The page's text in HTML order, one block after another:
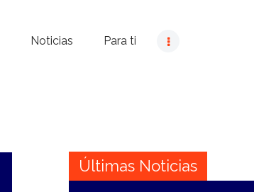
Noticias Para ti
Últimas Noticias